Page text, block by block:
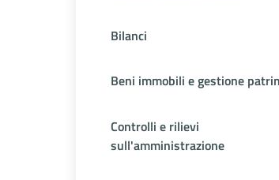
Bilanci
Beni immobili e gestione
Controlli e rilievi
sull'amministrazione